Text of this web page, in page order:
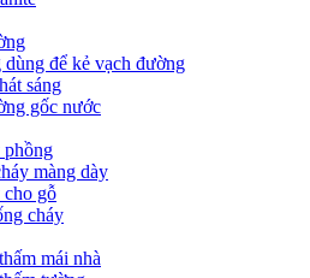
dùng để kẻ vạch đường
sáng
gốc nước
phồng
màng dày
cho gỗ
cháy
mái nhà